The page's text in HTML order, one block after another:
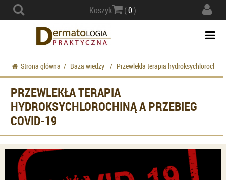
Koszyk (0)
Strona główna / Baza wiedzy / Przewlekła terapia
PRZEWLEKŁA TERAPIA
HYDROKSYCHLOROCHINĄ A PRZEBIEG
COVID-19